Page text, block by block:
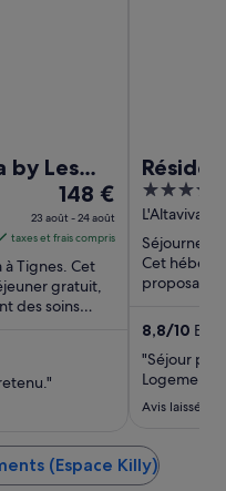
by Les
Le
prix
est
de 148 €
par
nuit
148 €
23 août - 24 août
taxes et frais compris
à Tignes. Cet
gratuit,
des soins
4
out
of
5
L'Altaviva,
Séjournez
Cet
proposant
8,8/10
"Séjour
Logement
Avis laissé le
(Espace Killy)